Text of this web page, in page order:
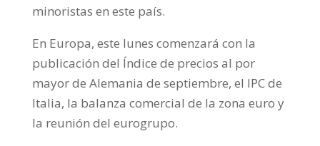
minoristas en este país.
En Europa, este lunes comenzará con la
publicación del Índice de precios al por
mayor de Alemania de septiembre, el IPC de
Italia, la balanza comercial de la zona euro y
la reunión del eurogrupo.